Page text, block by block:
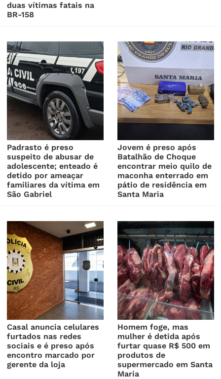
duas vítimas fatais na
BR-158
Padrasto é preso
suspeito de abusar de
adolescente; enteado é
detido por ameaçar
familiares da vítima em
São Gabriel
Jovem é preso após
Batalhão de Choque
encontrar meio quilo de
maconha enterrado em
pátio de residência em
Santa Maria
Casal anuncia celulares
furtados nas redes
sociais e é preso após
encontro marcado por
gerente da loja
Homem foge, mas
mulher é detida após
furtar quase R$ 500 em
produtos de
supermercado em Santa
Maria